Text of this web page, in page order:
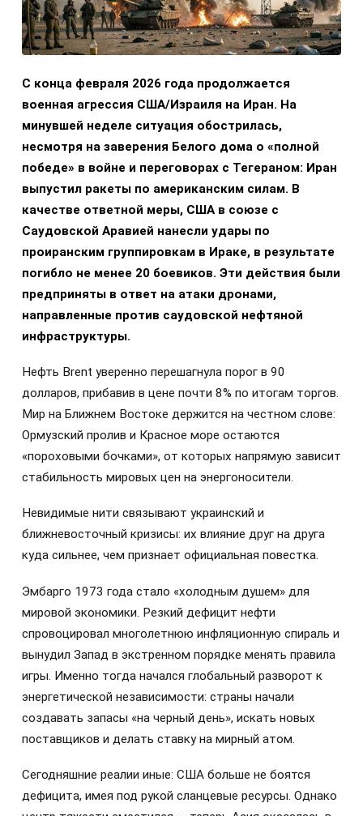
С конца февраля 2026 года продолжается
военная агрессия США/Израиля на Иран. На
минувшей неделе ситуация обострилась,
несмотря на заверения Белого дома о «полной
победе» в войне и переговорах с Тегераном: Иран
выпустил ракеты по американским силам. В
качестве ответной меры, США в союзе с
Саудовской Аравией нанесли удары по
проиранским группировкам в Ираке, в результате
погибло не менее 20 боевиков. Эти действия были
предприняты в ответ на атаки дронами,
направленные против саудовской нефтяной
инфраструктуры.
Нефть Brent уверенно перешагнула порог в 90
долларов, прибавив в цене почти 8% по итогам торгов.
Мир на Ближнем Востоке держится на честном слове:
Ормузский пролив и Красное море остаются
«пороховыми бочками», от которых напрямую зависит
стабильность мировых цен на энергоносители.
Невидимые нити связывают украинский и
ближневосточный кризисы: их влияние друг на друга
куда сильнее, чем признает официальная повестка.
Эмбарго 1973 года стало «холодным душем» для
мировой экономики. Резкий дефицит нефти
спровоцировал многолетнюю инфляционную спираль и
вынудил Запад в экстренном порядке менять правила
игры. Именно тогда начался глобальный разворот к
энергетической независимости: страны начали
создавать запасы «на черный день», искать новых
поставщиков и делать ставку на мирный атом.
Сегодняшние реалии иные: США больше не боятся
дефицита, имея под рукой сланцевые ресурсы. Однако